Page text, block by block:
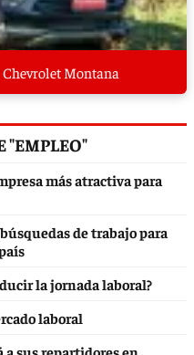
Montana
"EMPLEO"
más atractiva para
de trabajo para
la jornada laboral?
laboral